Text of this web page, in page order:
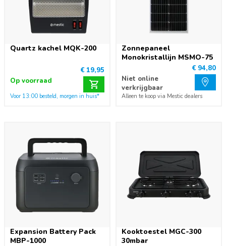
Quartz kachel MQK-200
€ 19,95
Op voorraad
Voor 13:00 besteld, morgen in huis*
Zonnepaneel
Monokristallijn MSMO-75
€ 94,80
Niet online
verkrijgbaar
Alleen te koop via Mestic dealers
Expansion Battery Pack
MBP-1000
Kooktoestel MGC-300
30mbar